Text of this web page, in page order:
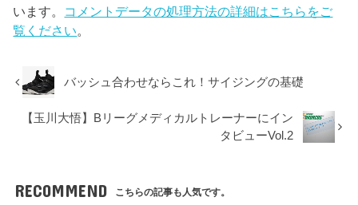
います。 コメントデータの処理方法の詳細はこちらをご
覧ください。
バッシュ合わせならこれ！サイジングの基礎
【玉川大悟】Bリーグメディカルトレーナーにイン
タビューVol.2
RECOMMEND こちらの記事も人気です。